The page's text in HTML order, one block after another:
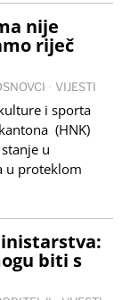
nije
riječ
· VIJESTI
i sporta
(HNK)
u
u proteklom
biti s